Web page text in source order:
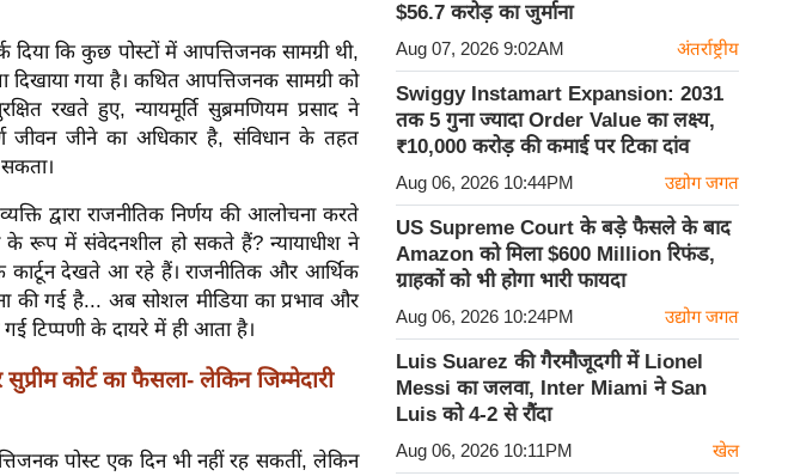
दिया कि कुछ पोस्टों में आपत्तिजनक सामग्री थी,
गया है। कथित आपत्तिजनक सामग्री को
रखते हुए, न्यायमूर्ति सुब्रमणियम प्रसाद ने
जीवन जीने का अधिकार है, संविधान के तहत
द्वारा राजनीतिक निर्णय की आलोचना करते
के रूप में संवेदनशील हो सकते हैं? न्यायाधीश ने
देखते आ रहे हैं। राजनीतिक और आर्थिक
की गई है... अब सोशल मीडिया का प्रभाव और
टिप्पणी के दायरे में ही आता है।
कोर्ट का फैसला- लेकिन जिम्मेदारी
पोस्ट एक दिन भी नहीं रह सकतीं, लेकिन
$56.7 करोड़ का जुर्माना
Aug 07, 2026 9:02AM अंतर्राष्ट्रीय
Swiggy Instamart Expansion: 2031
तक 5 गुना ज्यादा Order Value का लक्ष्य,
₹10,000 करोड़ की कमाई पर टिका दांव
Aug 06, 2026 10:44PM उद्योग जगत
US Supreme Court के बड़े फैसले के बाद
Amazon को मिला $600 Million रिफंड,
ग्राहकों को भी होगा भारी फायदा
Aug 06, 2026 10:24PM उद्योग जगत
Luis Suarez की गैरमौजूदगी में Lionel
Messi का जलवा, Inter Miami ने San
Luis को 4-2 से रौंदा
Aug 06, 2026 10:11PM खेल